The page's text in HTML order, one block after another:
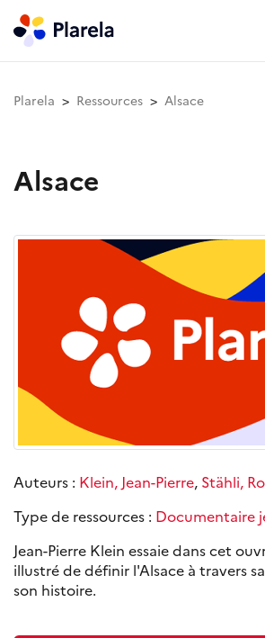
Plarela Ressources Alsace
Alsace
Auteurs : Klein, Jean-Pierre, Stähli,
Type de ressources : Documentaire
Jean-Pierre Klein essaie dans cet
illustré de définir l'Alsace à travers
son histoire.